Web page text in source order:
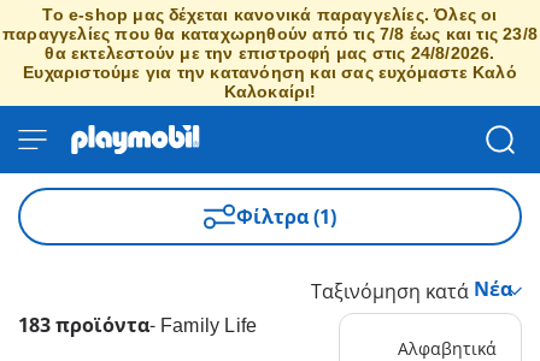
Το e-shop μας δέχεται κανονικά παραγγελίες. Όλες οι
παραγγελίες που θα καταχωρηθούν από τις 7/8 έως και τις 23/8
θα εκτελεστούν με την επιστροφή μας στις 24/8/2026.
Ευχαριστούμε για την κατανόηση και σας ευχόμαστε Καλό
Καλοκαίρι!
Φίλτρα (1)
183 προϊόντα- Family Life
Ταξινόμηση κατά
Αλφαβητικά